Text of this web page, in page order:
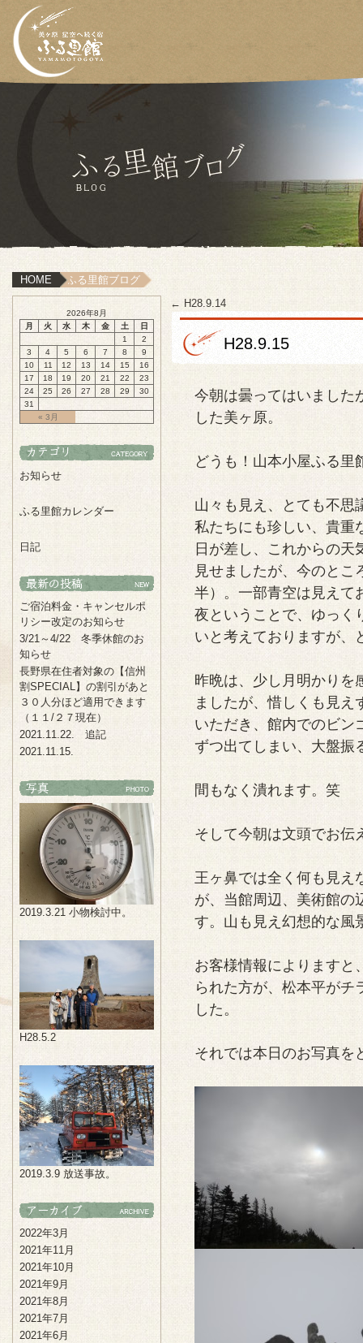
HOME
ふる里館ブログ
← H28.9.14
H28.9.15
今朝は曇ってはいました
した美ヶ原。
どうも！山本小屋ふる里
山々も見え、とても不思
私たちにも珍しい、貴重
日が差し、これからの
見せましたが、今のとこ
半）。一部青空は見えて
夜ということで、ゆっく
いと考えておりますが、
昨晩は、少し月明かりを
ましたが、惜しくも見え
いただき、館内でのビン
ずつ出てしまい、大盤振
間もなく潰れます。笑
そして今朝は文頭でお伝
王ヶ鼻では全く何も見え
が、当館周辺、美術館の
す。山も見え幻想的な風
お客様情報によりますと
られた方が、松本平がチ
した。
それでは本日のお写真を
2026年8月
月
火 水 木 金 土 日
« 3月
1
2
3
4 5 6 7 8
9
10
11 12 13 14 15
16
17
18 19 20 21 22
23
24
25 26 27 28 29
30
31
お知らせ
ふる里館カレンダー
日記
ご宿泊料金・キャンセルポ
リシー改定のお知らせ
3/21～4/22 冬季休館のお
知らせ
長野県在住者対象の【信州
割SPECIAL】の割引があと
３０人分ほど適用できます
（１１/２７現在）
2021.11.22. 追記
2021.11.15.
2019.3.21 小物検討中。
H28.5.2
2019.3.9 放送事故。
2022年3月
2021年11月
2021年10月
2021年9月
2021年8月
2021年7月
2021年6月